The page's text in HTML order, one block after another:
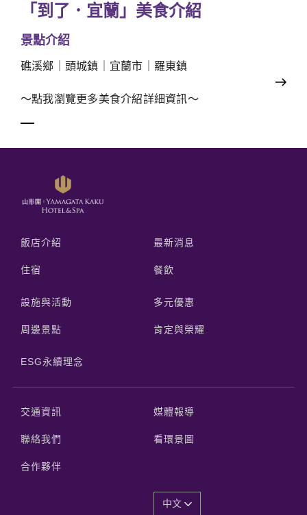
「到了．宜蘭」美食介紹
景點介紹
礁溪鄉｜頭城鎮｜宜蘭市｜羅東鎮
～點我瀏覽更多美食介紹詳細資訊～
飯店介紹 最新消息
住宿 餐飲
設施與活動 多元優惠
周邊景點 肯定與榮耀
ESG永續理念
交通資訊 媒體報導
聯絡我們 看環景圖
合作夥伴
中文